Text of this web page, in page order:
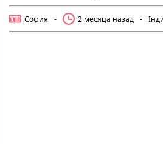
София - 2 месяца назад -